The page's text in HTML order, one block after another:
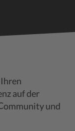
auf der
und